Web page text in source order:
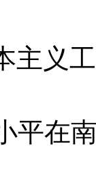
主义
平在